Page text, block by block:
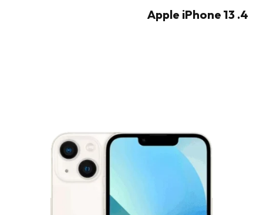
4. Apple iPhone 13